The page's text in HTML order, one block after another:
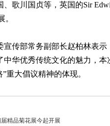
歌川国贞等，英国的Sir
。
部常务副部长赵柏林表示
中华优秀传统文化的魅力，
重大倡议精神的体现。
精品菊花展今起开展